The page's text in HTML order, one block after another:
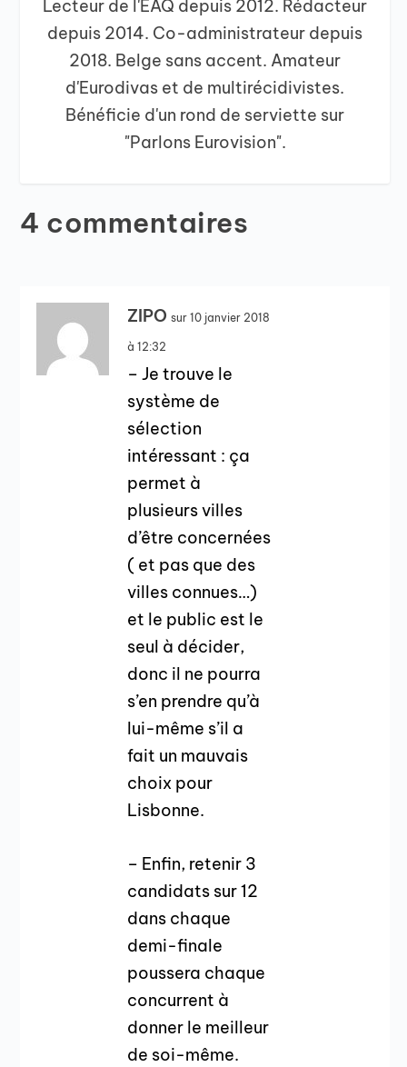
Lecteur de l'EAQ depuis 2012. Rédacteur
depuis 2014. Co-administrateur depuis
2018. Belge sans accent. Amateur
d'Eurodivas et de multirécidivistes.
Bénéficie d'un rond de serviette sur
"Parlons Eurovision".
4 commentaires
ZIPO sur 10 janvier 2018
à 12:32
– Je trouve le
système de
sélection
intéressant : ça
permet à
plusieurs villes
d’être concernées
( et pas que des
villes connues…)
et le public est le
seul à décider,
donc il ne pourra
s’en prendre qu’à
lui-même s’il a
fait un mauvais
choix pour
Lisbonne.
– Enfin, retenir 3
candidats sur 12
dans chaque
demi-finale
poussera chaque
concurrent à
donner le meilleur
de soi-même.